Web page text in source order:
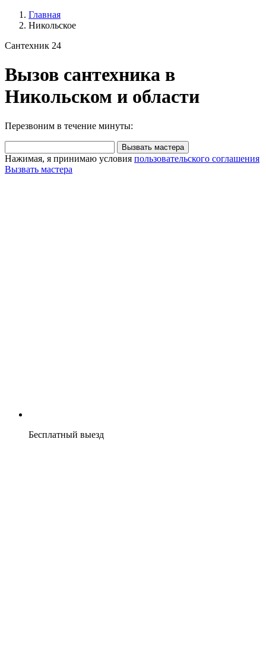
Главная
Никольское
Сантехник 24
Вызов сантехника в
Никольском и области
Перезвоним в течение минуты:
Вызвать мастера
Нажимая, я принимаю условия пользовательского соглашения
Вызвать мастера
Бесплатный выезд